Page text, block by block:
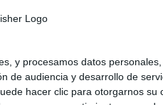
y procesamos datos
de audiencia y desarrollo de
hacer clic para otorgarnos